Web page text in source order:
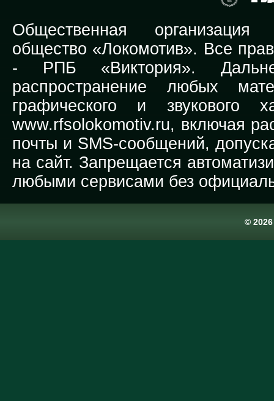
Общественная организация
общество «Локомотив». Все
- РПБ «Виктория».
распространение любых
графического и звукового
www.rfsolokomotiv.ru, включая
почты и SMS-сообщений,
на сайт. Запрещается
любыми сервисами без
©